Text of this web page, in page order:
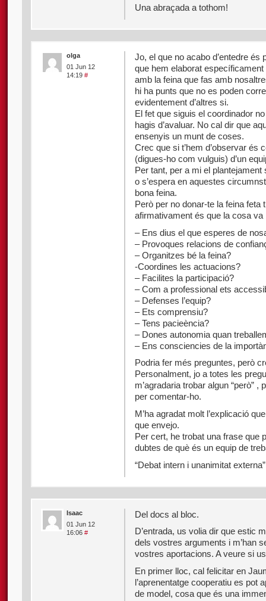
Una abraçada a tothom!
olga
01 Jun 12
14:19 #
Jo, el que no acabo d’entedre
que hem elaborat
amb la feina que fas amb
hi ha punts que no es poden
evidentement d’altres si.
El fet que siguis el coordinador
hagis d’avaluar. No cal dir que
ensenyis un munt de coses.
Crec que si t’hem d’observar
(digues-ho com vulguis) d’un
Per tant, per a mi el
o s’espera en aquestes
bona feina.
Però per no donar-te la feina feta
afirmativament és que la cosa va
– Ens dius el que esperes de
– Provoques relacions de
– Organitzes bé la feina?
-Coordines les actuacions?
– Facilites la participació?
– Com a professional ets
– Defenses l’equip?
– Ets comprensiu?
– Tens pacieència?
– Dones autonomia quan
– Ens consciencies de la
Podria fer més preguntes, però
Personalment, jo a totes les
m’agradaria trobar algun “però”
per comentar-ho.
M’ha agradat molt l’explicació
que envejo.
Per cert, he trobat una frase que
dubtes de què és un equip de
“Debat intern i unanimitat
Isaac
01 Jun 12
16:06 #
Del docs al bloc.
D’entrada, us volia dir que estic
dels vostres arguments i m’han
vostres aportacions. A veure si
En primer lloc, cal felicitar en
l’aprenentatge cooperatiu es pot
de model, cosa que és una